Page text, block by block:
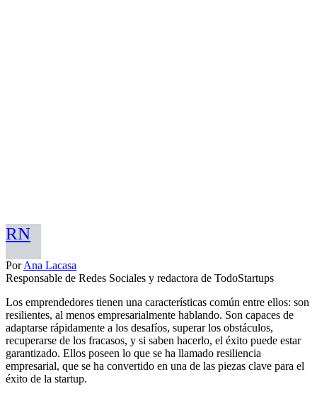
RN
PorAna Lacasa
Responsable de Redes Sociales y redactora de TodoStartups
Los emprendedores tienen una características común entre ellos: son
resilientes, al menos empresarialmente hablando. Son capaces de
adaptarse rápidamente a los desafíos, superar los obstáculos,
recuperarse de los fracasos, y si saben hacerlo, el éxito puede estar
garantizado. Ellos poseen lo que se ha llamado resiliencia
empresarial, que se ha convertido en una de las piezas clave para el
éxito de la startup.